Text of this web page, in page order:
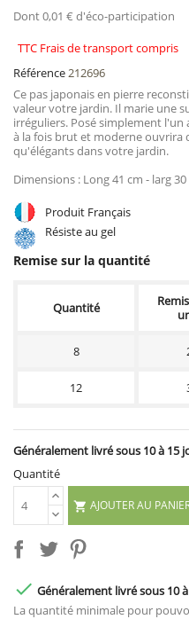
Dont 0,01 € d'éco-participation
TTC Frais de transport compris
Référence212696
Ce pas japonais en pierre
valeur votre jardin. Il marie une
irréguliers. Posé simplement
à la fois brut et moderne ouvrira
qu'élégants dans votre jardin.
Dimensions : Long 41 cm - larg 30
Produit Français
Résiste au gel
Remise sur la quantité
Quantité
8
12
Généralement livré sous 10 à 15
Quantité
 AJOUTER AU
 Généralement livré sous 10
La quantité minimale pour